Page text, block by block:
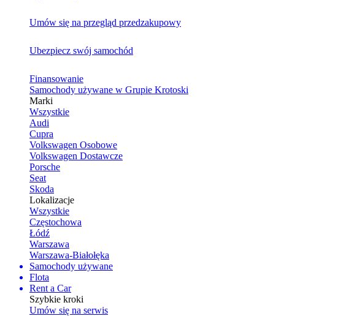
Umów się na przegląd przedzakupowy
Ubezpiecz swój samochód
Finansowanie
Samochody używane w Grupie Krotoski
Marki
Wszystkie
Audi
Cupra
Volkswagen Osobowe
Volkswagen Dostawcze
Porsche
Seat
Skoda
Lokalizacje
Wszystkie
Częstochowa
Łódź
Warszawa
Warszawa-Białołęka
Samochody używane
Flota
Rent a Car
Szybkie kroki
Umów się na serwis